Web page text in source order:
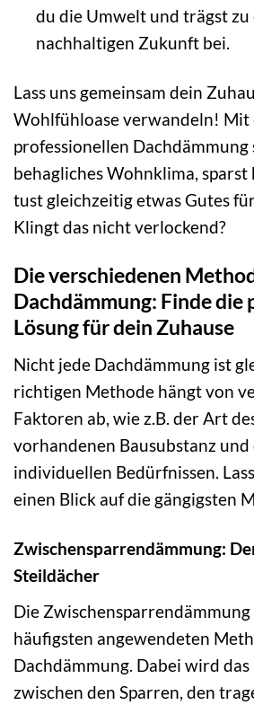
du die Umwelt und trägst zu
nachhaltigen Zukunft bei.
Lass uns gemeinsam dein
Wohlfühloase verwandeln! Mit
professionellen Dachdämmung
behagliches Wohnklima, sparst
tust gleichzeitig etwas Gutes
Klingt das nicht verlockend?
Die verschiedenen
Dachdämmung: Finde die
Lösung für dein Zuhause
Nicht jede Dachdämmung ist
richtigen Methode hängt von
Faktoren ab, wie z.B. der Art
vorhandenen Bausubstanz und
individuellen Bedürfnissen.
einen Blick auf die gängigsten
Zwischensparrendämmung:
Steildächer
Die
häufigsten angewendeten
Dachdämmung. Dabei wird
zwischen den Sparren, den